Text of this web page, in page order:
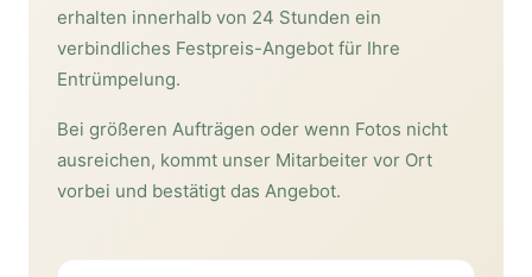
erhalten innerhalb von 24 Stunden ein
verbindliches Festpreis-Angebot für Ihre
Entrümpelung.
Bei größeren Aufträgen oder wenn Fotos nicht
ausreichen, kommt unser Mitarbeiter vor Ort
vorbei und bestätigt das Angebot.